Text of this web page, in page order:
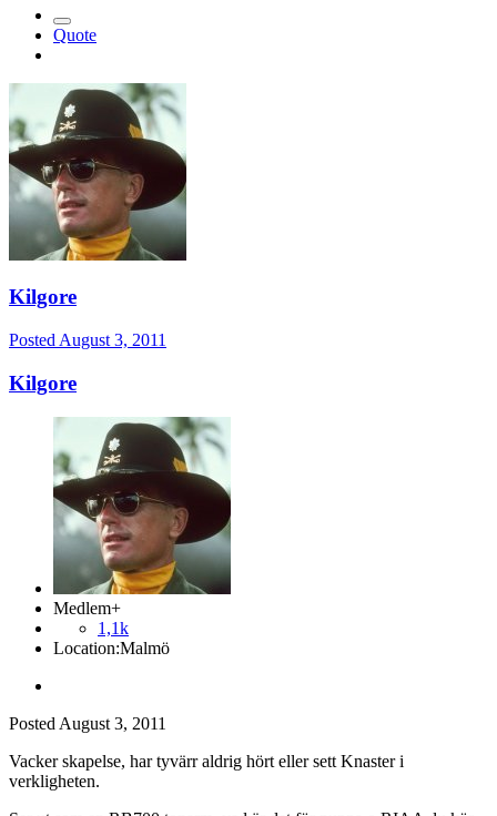
Quote
Kilgore
Posted August 3, 2011
Kilgore
Medlem+
1,1k
Location:Malmö
Posted August 3, 2011
Vacker skapelse, har tyvärr aldrig hört eller sett Knaster i
verkligheten.